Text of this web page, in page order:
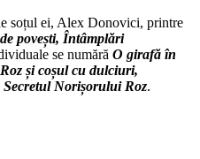
soțul ei, Alex Donovici, printre
povești, Întâmplări
se numără O girafă în
și coșul cu dulciuri,
Norișorului Roz.